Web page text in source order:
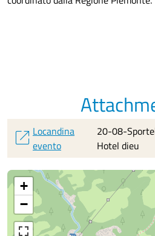
open_in_new Locandina
evento
20-08-
Hotel dieu
+
−